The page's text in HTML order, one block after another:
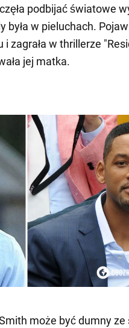
podbijać światowe
w pieluchach.
i zagrała w thrillerze
jej matka.
może być dumny ze